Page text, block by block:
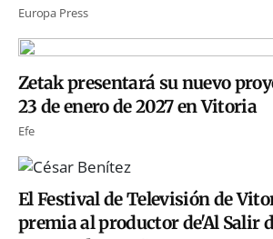
Europa Press
Zetak presentará su nuevo
23 de enero de 2027 en Vitoria
Efe
El Festival de Televisión de
premia al productor de'Al Salir